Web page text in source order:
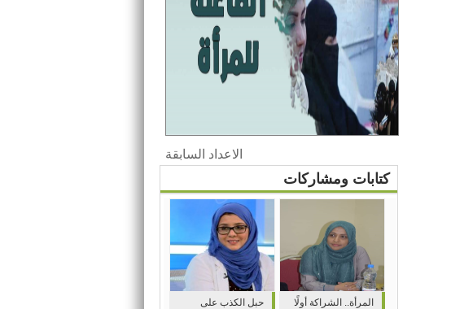
الاعداد السابقة
كتابات ومشاركات
حبل الكذب على
المرأة.. الشراكة أولًا